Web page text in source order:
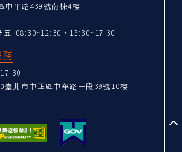
中平路439號南棟4樓
五 08:30~12:30，13:30~17:30
臺北市中正區中華路一段39號10樓
至